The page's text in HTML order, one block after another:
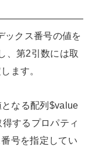
ックス番号の値を
、第2引数には取
ます。
なる配列$value
するプロパティ
号を指定してい